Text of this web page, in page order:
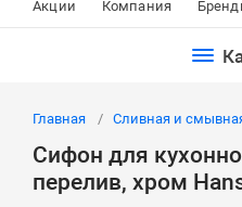
Акции Компания
Главная Сливная и
Сифон для
перелив, хром